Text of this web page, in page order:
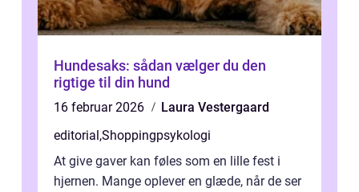
Hundesaks: sådan vælger du den
rigtige til din hund
16 februar 2026
Laura Vestergaard
editorial,Shoppingpsykologi
At give gaver kan føles som en lille fest i
hjernen. Mange oplever en glæde, når de ser